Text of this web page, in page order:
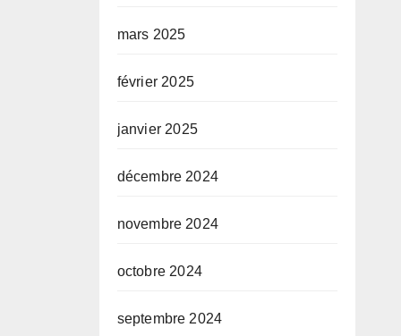
mars 2025
février 2025
janvier 2025
décembre 2024
novembre 2024
octobre 2024
septembre 2024